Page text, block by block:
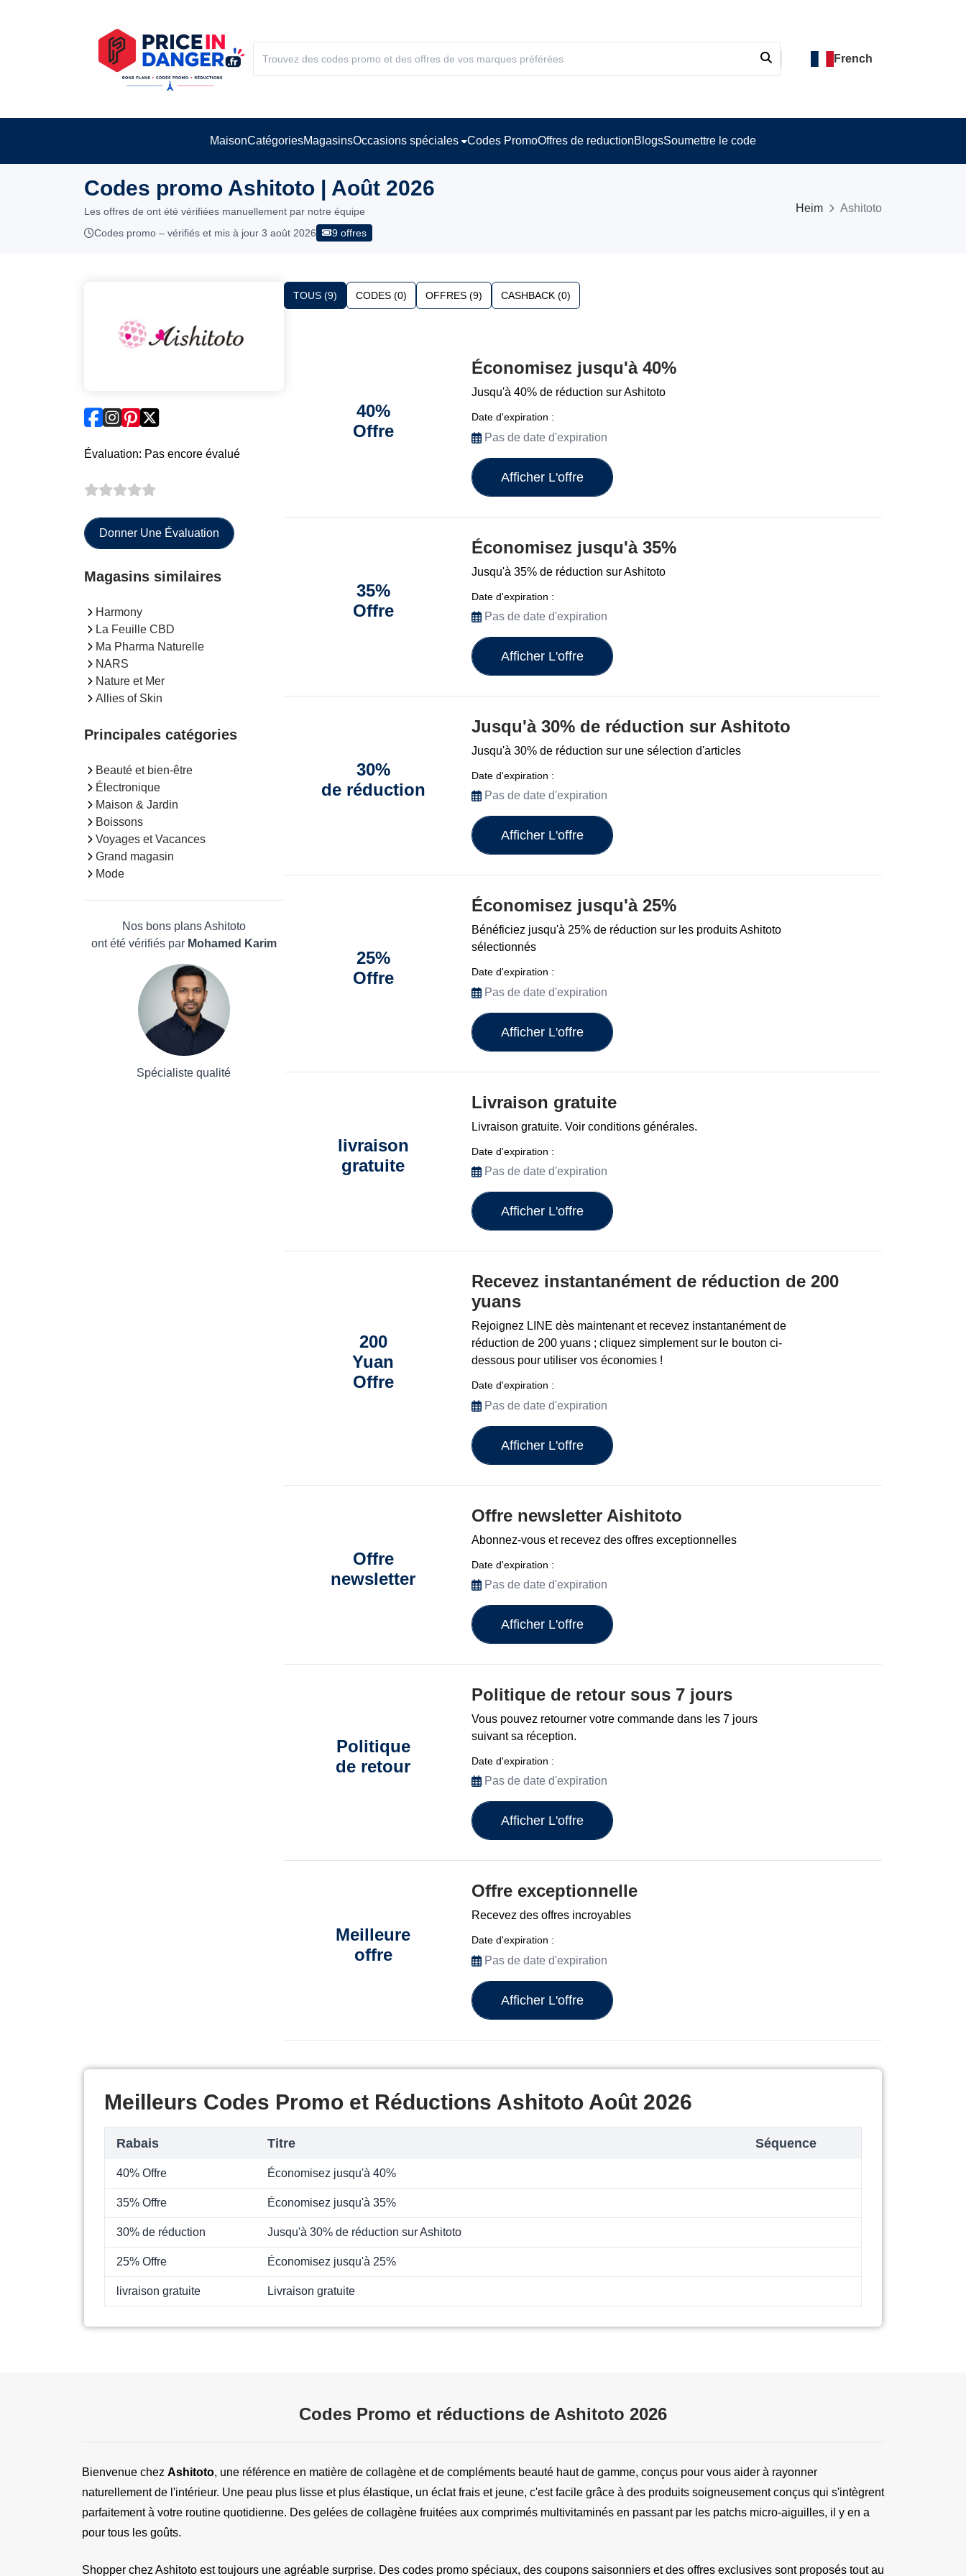
French
MaisonCatégoriesMagasinsOccasions spéciales Codes PromoOffres de reductionBlogsSoumettre le code
Codes promo Ashitoto | Août 2026
Les offres de ont été vérifiées manuellement par notre équipe
Codes promo – vérifiés et mis à jour 3 août 2026
9 offres
Heim Ashitoto
Évaluation: Pas encore évalué
Donner Une Évaluation
Magasins similaires
Harmony
La Feuille CBD
Ma Pharma Naturelle
NARS
Nature et Mer
Allies of Skin
Principales catégories
Beauté et bien-être
Électronique
Maison & Jardin
Boissons
Voyages et Vacances
Grand magasin
Mode
Nos bons plans Ashitoto
ont été vérifiés par Mohamed Karim
Spécialiste qualité
TOUS (9) CODES (0) OFFRES (9) CASHBACK (0)
40%
Offre
Économisez jusqu'à 40%
Jusqu'à 40% de réduction sur Ashitoto
Date d'expiration :
Pas de date d'expiration
Afficher L'offre
35%
Offre
Économisez jusqu'à 35%
Jusqu'à 35% de réduction sur Ashitoto
Date d'expiration :
Pas de date d'expiration
Afficher L'offre
30%
de réduction
Jusqu'à 30% de réduction sur Ashitoto
Jusqu'à 30% de réduction sur une sélection d'articles
Date d'expiration :
Pas de date d'expiration
Afficher L'offre
25%
Offre
Économisez jusqu'à 25%
Bénéficiez jusqu'à 25% de réduction sur les produits Ashitoto
sélectionnés
Date d'expiration :
Pas de date d'expiration
Afficher L'offre
livraison
gratuite
Livraison gratuite
Livraison gratuite. Voir conditions générales.
Date d'expiration :
Pas de date d'expiration
Afficher L'offre
200
Yuan
Offre
Recevez instantanément de réduction de 200
yuans
Rejoignez LINE dès maintenant et recevez instantanément de
réduction de 200 yuans ; cliquez simplement sur le bouton ci-
dessous pour utiliser vos économies !
Date d'expiration :
Pas de date d'expiration
Afficher L'offre
Offre
newsletter
Offre newsletter Aishitoto
Abonnez-vous et recevez des offres exceptionnelles
Date d'expiration :
Pas de date d'expiration
Afficher L'offre
Politique
de retour
Politique de retour sous 7 jours
Vous pouvez retourner votre commande dans les 7 jours
suivant sa réception.
Date d'expiration :
Pas de date d'expiration
Afficher L'offre
Meilleure
offre
Offre exceptionnelle
Recevez des offres incroyables
Date d'expiration :
Pas de date d'expiration
Afficher L'offre
Meilleurs Codes Promo et Réductions Ashitoto Août 2026
Rabais Titre Séquence
40% Offre Économisez jusqu'à 40%
35% Offre Économisez jusqu'à 35%
30% de réduction Jusqu'à 30% de réduction sur Ashitoto
25% Offre Économisez jusqu'à 25%
livraison gratuite Livraison gratuite
Codes Promo et réductions de Ashitoto 2026
Bienvenue chez Ashitoto, une référence en matière de collagène et de compléments beauté haut de gamme, conçus pour vous aider à rayonner
naturellement de l'intérieur. Une peau plus lisse et plus élastique, un éclat frais et jeune, c'est facile grâce à des produits soigneusement conçus qui s'intègrent
parfaitement à votre routine quotidienne. Des gelées de collagène fruitées aux comprimés multivitaminés en passant par les patchs micro-aiguilles, il y en a
pour tous les goûts.
Shopper chez Ashitoto est toujours une agréable surprise. Des codes promo spéciaux, des coupons saisonniers et des offres exclusives sont proposés tout au